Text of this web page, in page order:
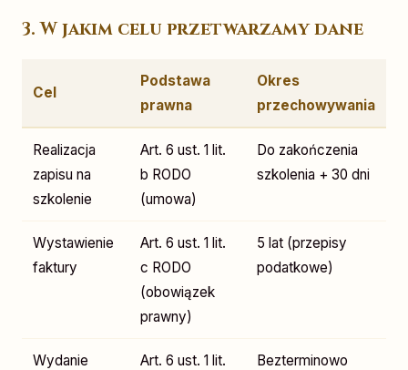
3. W jakim celu przetwarzamy dane
Cel
Podstawa
prawna
Okres
przechowywania
Realizacja
zapisu na
szkolenie
Art. 6 ust. 1 lit.
b RODO
(umowa)
Do zakończenia
szkolenia + 30 dni
Wystawienie
faktury
Art. 6 ust. 1 lit.
c RODO
(obowiązek
prawny)
5 lat (przepisy
podatkowe)
Wydanie
Art. 6 ust. 1 lit.
Bezterminowo